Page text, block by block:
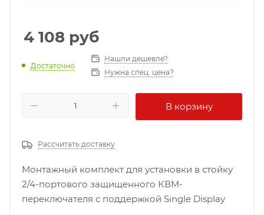
4 108 руб
Достаточно
Нашли дешевле?
Нужна спец. цена?
В корзину
Рассчитать доставку
Монтажный комплект для установки в стойку
2/4-портового защищенного КВМ-
переключателя с поддержкой Single Display